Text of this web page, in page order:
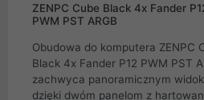
ZENPC Cube Black 4x Fander
PWM PST ARGB
Obudowa do komputera ZENPC
Black 4x Fander P12 PWM PST
zachwyca panoramicznym
dzięki dwóm panelom z